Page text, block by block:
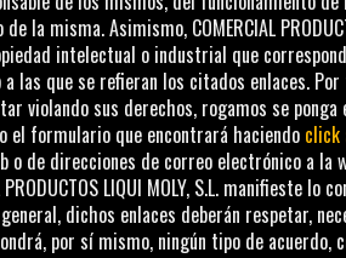
de la misma. Asimismo, COMERCIAL
intelectual o industrial que
las que se refieran los citados enlaces.
violando sus derechos, rogamos se ponga
el formulario que encontrará haciendo click
de direcciones de correo electrónico a la
LIQUI MOLY, S.L.manifieste lo
dichos enlaces deberán respetar,
por sí mismo, ningún tipo de acuerdo,